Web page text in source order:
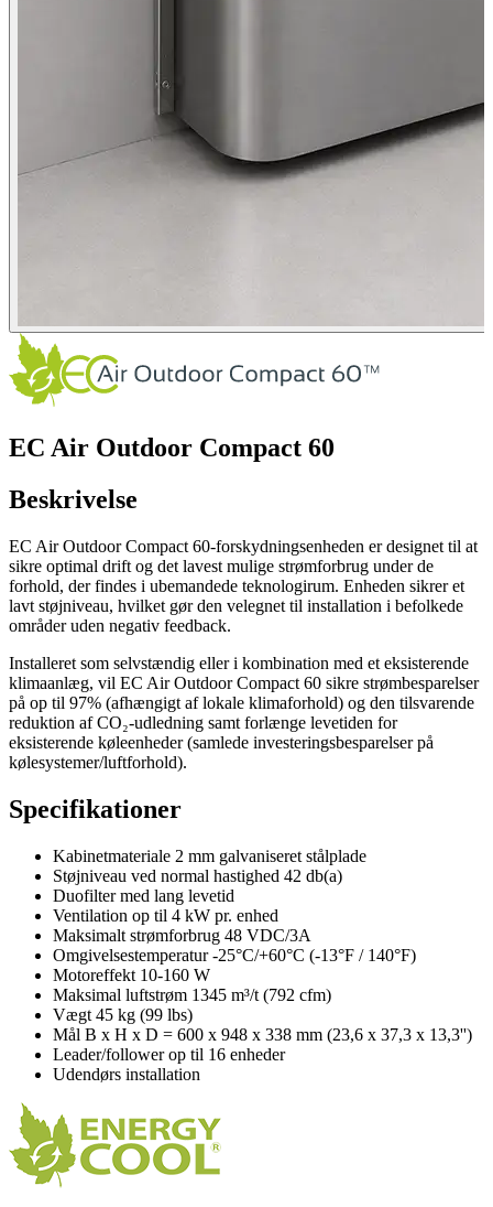
EC Air Outdoor Compact 60
Beskrivelse
EC Air Outdoor Compact 60-forskydningsenheden er designet til at
sikre optimal drift og det lavest mulige strømforbrug under de
forhold, der findes i ubemandede teknologirum. Enheden sikrer et
lavt støjniveau, hvilket gør den velegnet til installation i befolkede
områder uden negativ feedback.
Installeret som selvstændig eller i kombination med et eksisterende
klimaanlæg, vil EC Air Outdoor Compact 60 sikre strømbesparelser
på op til 97% (afhængigt af lokale klimaforhold) og den tilsvarende
reduktion af CO₂-udledning samt forlænge levetiden for
eksisterende køleenheder (samlede investeringsbesparelser på
kølesystemer/luftforhold).
Specifikationer
Kabinetmateriale 2 mm galvaniseret stålplade
Støjniveau ved normal hastighed 42 db(a)
Duofilter med lang levetid
Ventilation op til 4 kW pr. enhed
Maksimalt strømforbrug 48 VDC/3A
Omgivelsestemperatur -25°C/+60°C (-13°F / 140°F)
Motoreffekt 10-160 W
Maksimal luftstrøm 1345 m³/t (792 cfm)
Vægt 45 kg (99 lbs)
Mål B x H x D = 600 x 948 x 338 mm (23,6 x 37,3 x 13,3'')
Leader/follower op til 16 enheder
Udendørs installation